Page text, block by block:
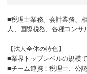
■税理士業務、会計業務、
人、国際税務、各種コンサ
【法人全体の特色】
■業界トップレベルの規模
■チーム連携：税理士、公